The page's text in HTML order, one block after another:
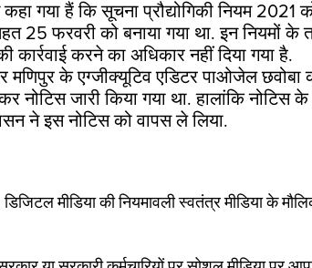
गया हैं कि सूचना प्रौद्योगिकी नियम 2021
25 फरवरी को बनाया गया था. इन नियमों के
कार्रवाई करने का अधिकार नहीं दिया गया है.
मणिपुर के एग्जीक्यूटिव एडिटर पाओजेल छवोबा
नोटिस जारी किया गया था. हालांकि नोटिस
ने इस नोटिस को वापस ले लिया.
मीडिया की नियमावली स्वतंत्र मीडिया के